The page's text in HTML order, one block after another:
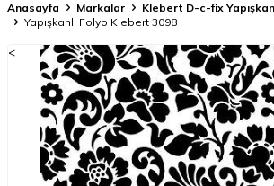
Anasayfa Markalar
Klebert D-c-fix
Yapışkanlı Folyo Klebert 3098
<